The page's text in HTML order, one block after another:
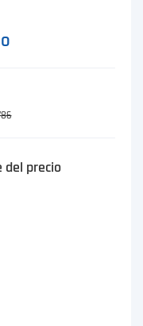
del precio